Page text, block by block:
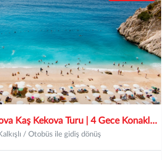
Fethiye Ölüdeniz Gökova Kaş Kekova Turu | 4 Gece Konaklamalı | İstanbul ve Bursa Hareketli
/ Otobüs ile gidiş dönüş